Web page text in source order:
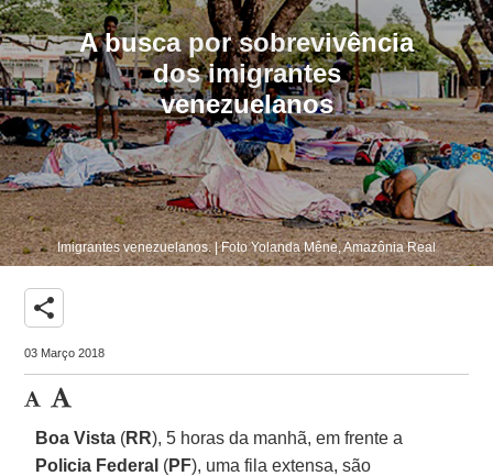
A busca por sobrevivência
dos imigrantes
venezuelanos
Imigrantes venezuelanos. | Foto Yolanda Mêne, Amazônia Real
share
03 Março 2018
Boa Vista (RR), 5 horas da manhã, em frente a
Policia Federal (PF), uma fila extensa, são